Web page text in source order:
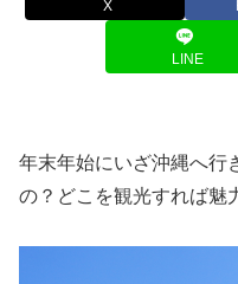
X
LINE
年末年始にいざ沖縄へ行
の？どこを観光すれば魅